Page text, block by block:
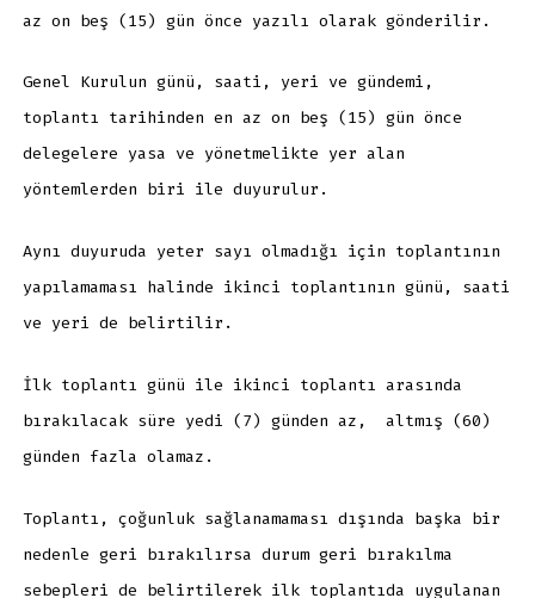
az on beş (15) gün önce yazılı olarak gönderilir.
Genel Kurulun günü, saati, yeri ve gündemi,
toplantı tarihinden en az on beş (15) gün önce
delegelere yasa ve yönetmelikte yer alan
yöntemlerden biri ile duyurulur.
Aynı duyuruda yeter sayı olmadığı için toplantının
yapılamaması halinde ikinci toplantının günü, saati
ve yeri de belirtilir.
İlk toplantı günü ile ikinci toplantı arasında
bırakılacak süre yedi (7) günden az, altmış (60)
günden fazla olamaz.
Toplantı, çoğunluk sağlanamaması dışında başka bir
nedenle geri bırakılırsa durum geri bırakılma
sebepleri de belirtilerek ilk toplantıda uygulanan